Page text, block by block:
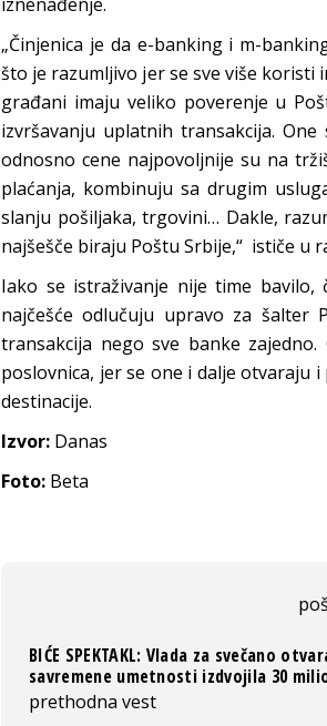
„Činjenica je da e-banking i m-
što je razumljivo jer se sve više koristi
građani imaju veliko poverenje u
izvršavanju uplatnih transakcija.
odnosno cene najpovoljnije su na
plaćanja, kombinuju sa drugim
slanju pošiljaka, trgovini… Dakle,
najšešče biraju Poštu Srbije,“ ističe u
Iako se istraživanje nije time
najčešće odlučuju upravo za
transakcija nego sve banke
poslovnica, jer se one i dalje otvaraju
destinacije.
Izvor: Danas
Foto: Beta
BIĆE SPEKTAKL: Vlada za svečano
savremene umetnosti izdvojila 30
prethodna vest